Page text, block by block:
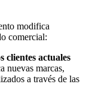
modifica
comercial:
clientes actuales
nuevas marcas,
a través de las